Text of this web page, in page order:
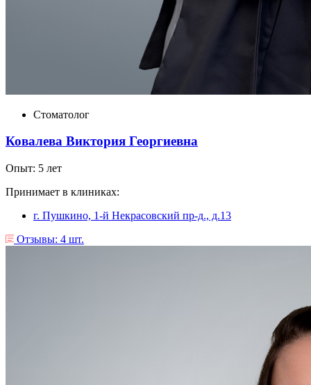
Стоматолог
Ковалева Виктория Георгиевна
Опыт: 5 лет
Принимает в клиниках:
г. Пушкино, 1-й Некрасовский пр-д., д.13
Отзывы: 4 шт.